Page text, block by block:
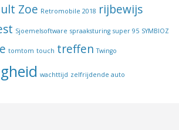
Zoe Retromobile 2018 rijbewijs
Sjoemelsoftware spraaksturing super 95 SYMBIOZ
tomtom touch treffen Twingo
wachttijd zelfrijdende auto